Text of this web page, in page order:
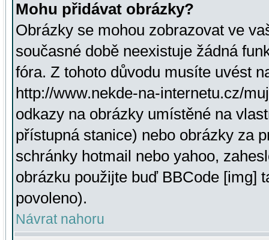
Mohu přidávat obrázky?
Obrázky se mohou zobrazovat ve
současné době neexistuje žádná
fóra. Z tohoto důvodu musíte uvést
http://www.nekde-na-internetu.cz/
odkazy na obrázky umístěné na
přístupná stanice) nebo obrázky za
schránky hotmail nebo yahoo,
obrázku použijte buď BBCode [img]
povoleno).
Návrat nahoru